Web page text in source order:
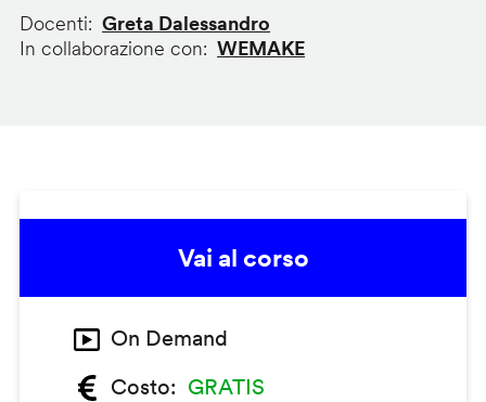
Docenti
Greta Dalessandro
In collaborazione con
WEMAKE
Vai al corso
On Demand
Costo
GRATIS